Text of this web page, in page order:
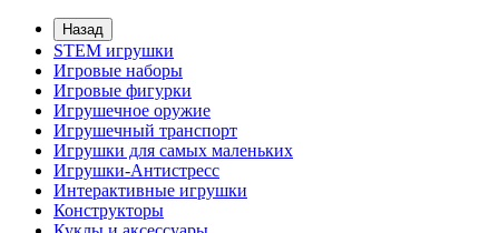
Назад
STEM игрушки
Игровые наборы
Игровые фигурки
Игрушечное оружие
Игрушечный транспорт
Игрушки для самых маленьких
Игрушки-Антистресс
Интерактивные игрушки
Конструкторы